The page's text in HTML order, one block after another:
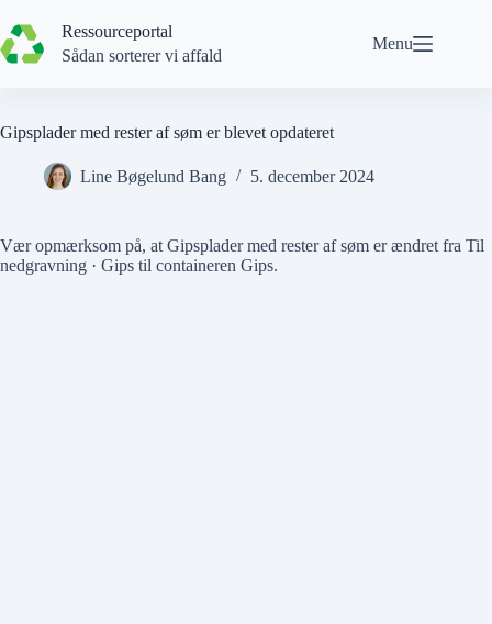
til
indhold
Ressourceportal
Sådan sorterer vi affald
Menu
Gipsplader med rester af søm er blevet opdateret
Line Bøgelund Bang 5. december 2024
Vær opmærksom på, at Gipsplader med rester af søm er ændret fra Til
nedgravning · Gips til containeren Gips.